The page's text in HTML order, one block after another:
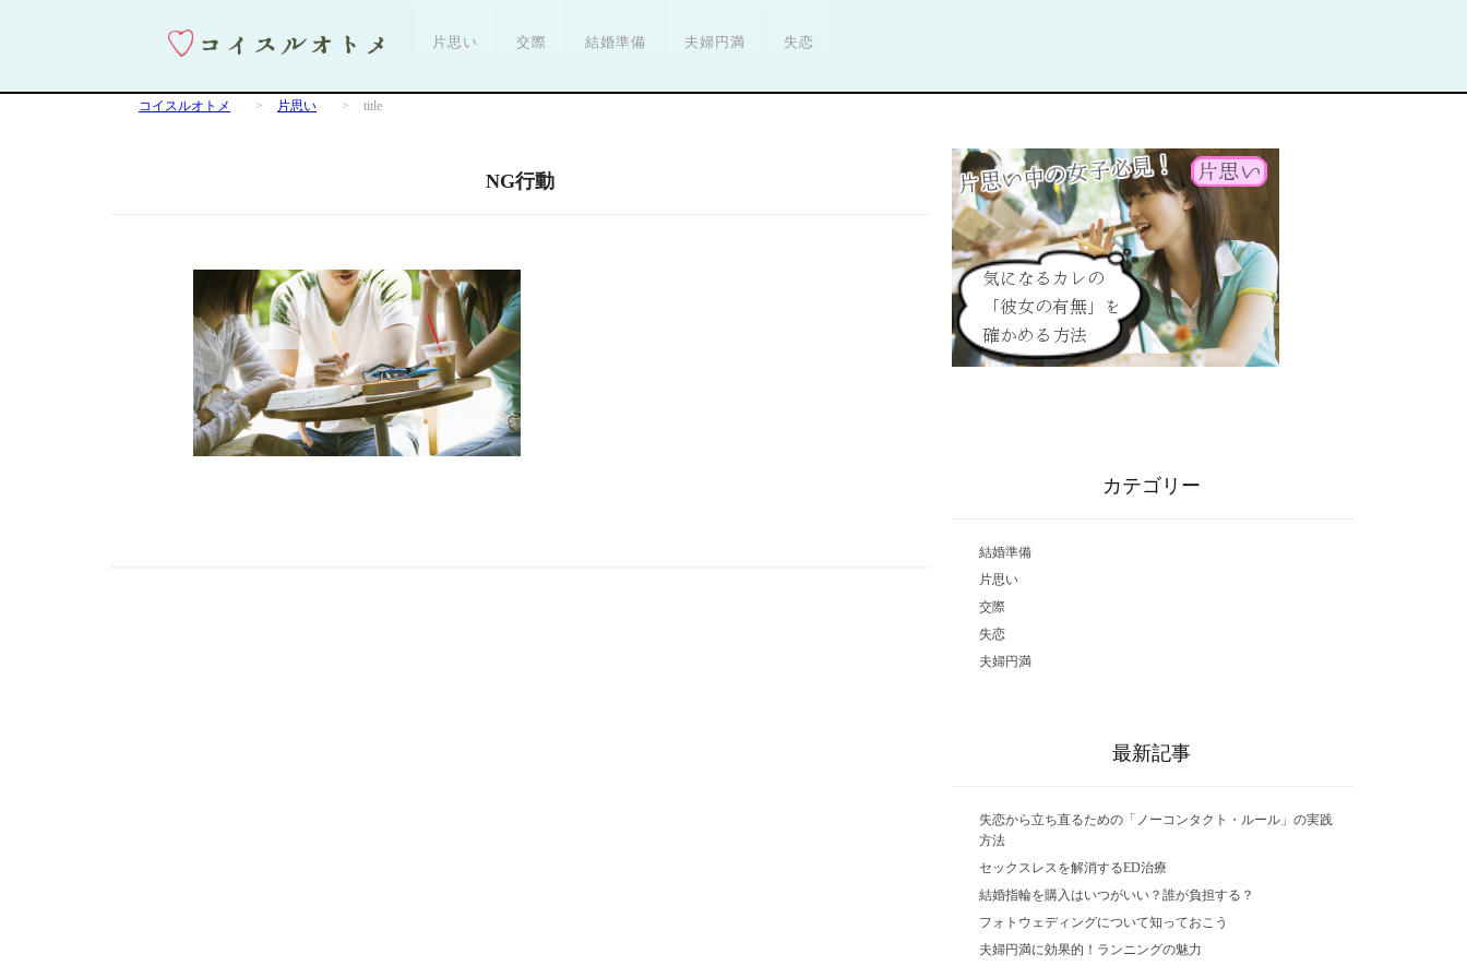
片思い 交際 結婚準備 夫婦円満 失恋
コイスルオトメ > 片思い > title
NG行動
カテゴリー
結婚準備
片思い
交際
失恋
夫婦円満
最新記事
失恋から立ち直るための「ノーコンタクト・ルール」の実践
方法
セックスレスを解消するED治療
結婚指輪を購入はいつがいい？誰が負担する？
フォトウェディングについて知っておこう
夫婦円満に効果的！ランニングの魅力